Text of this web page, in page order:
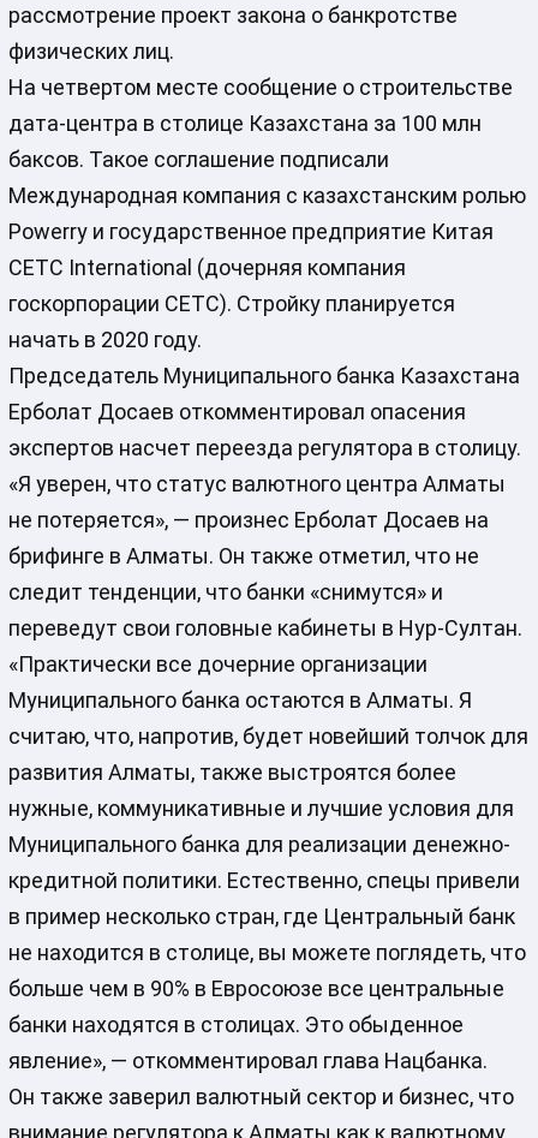
рассмотрение проект закона о банкротстве
физических лиц.
На четвертом месте сообщение о строительстве
дата-центра в столице Казахстана за 100 млн
баксов. Такое соглашение подписали
Международная компания с казахстанским ролью
Powerry и государственное предприятие Китая
CETC International (дочерняя компания
госкорпорации СЕТС). Стройку планируется
начать в 2020 году.
Председатель Муниципального банка Казахстана
Ерболат Досаев откомментировал опасения
экспертов насчет переезда регулятора в столицу.
«Я уверен, что статус валютного центра Алматы
не потеряется», — произнес Ерболат Досаев на
брифинге в Алматы. Он также отметил, что не
следит тенденции, что банки «снимутся» и
переведут свои головные кабинеты в Нур-Султан.
«Практически все дочерние организации
Муниципального банка остаются в Алматы. Я
считаю, что, напротив, будет новейший толчок для
развития Алматы, также выстроятся более
нужные, коммуникативные и лучшие условия для
Муниципального банка для реализации денежно-
кредитной политики. Естественно, спецы привели
в пример несколько стран, где Центральный банк
не находится в столице, вы можете поглядеть, что
больше чем в 90% в Евросоюзе все центральные
банки находятся в столицах. Это обыденное
явление», — откомментировал глава Нацбанка.
Он также заверил валютный сектор и бизнес, что
внимание регулятора к Алматы как к валютному